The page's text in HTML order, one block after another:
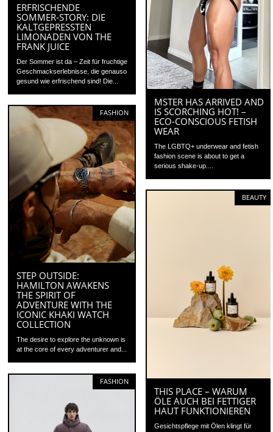
MSTER HAS ARRIVED AND
IS SCORCHING HOT! –
ECO-CONSCIOUS FETISH
WEAR
The LGBTQ+ underwear and fetish
fashion scene is about to get a
serious shake-up....
ERFRISCHENDE
SOMMER‑STORY: DIE
KALTGEPRESSTEN
LIMONADEN VON THE
FRANK JUICE
Der Sommer ist da – Zeit für fruchtige
Geschmackserlebnisse, die genauso
gesund wie erfrischend sind! Die...
FASHION
STEP OUTSIDE:
HAMILTON AWAKENS
THE SPIRIT OF
ADVENTURE WITH THE
ICONIC KHAKI WATCH
COLLECTION
The desire to explore the unknown is
at the core of every adventurer and...
BEAUTY
THIS PLACE – WARUM
ÖLE AUCH BEI FETTIGER
HAUT FUNKTIONIEREN
Gesichtspflege mit Ölen klingt für
FASHION